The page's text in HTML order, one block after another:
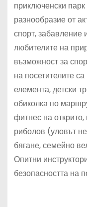
приключенски
разнообразие от
спорт, забавление
любителите на
възможност за
на посетителите
елемента, детски
обиколка по
фитнес на открито,
риболов (уловът
бягане, семейно
Опитни
безопасността на